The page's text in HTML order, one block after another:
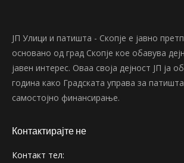
ЈП Улици и патишта - Скопје е јавно
основано од град Скопје кое обавува
јавен интерес. Оваа своја дејност ЈП ја
година како Градската управа за
самостојно финансирање.
Контактирајте не
Контакт тел: